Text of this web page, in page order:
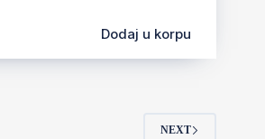
Dodaj u korpu
NEXT